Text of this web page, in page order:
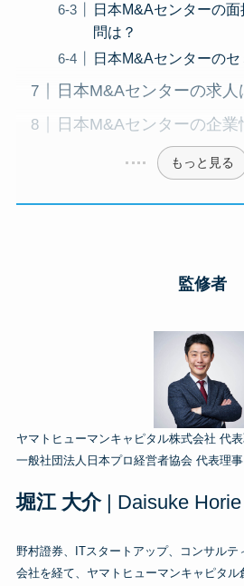
日本M&Aセンターの
問は？
日本M&Aセンターの
日本M&Aセンターの求人
日本M&Aセンターの企業
もっと見る
監修者
ヤマトヒューマンキャピタル株式会社 代
一般社団法人日本プロ経営者協会 代表理事
堀江 大介| Daisuke Horie
野村證券、ITスタートアップ、コンサル
会社を経て、ヤマトヒューマンキャピタル